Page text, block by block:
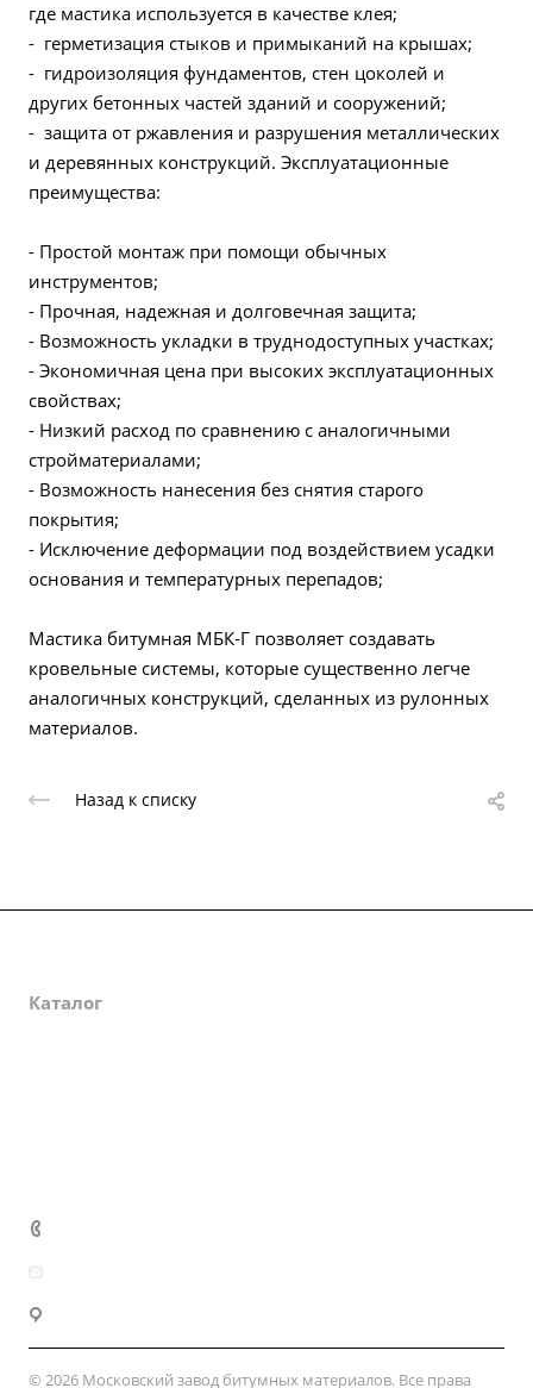
где мастика используется в качестве клея;
- герметизация стыков и примыканий на крышах;
- гидроизоляция фундаментов, стен цоколей и
других бетонных частей зданий и сооружений;
- защита от ржавления и разрушения металлических
и деревянных конструкций. Эксплуатационные
преимущества:
- Простой монтаж при помощи обычных
инструментов;
- Прочная, надежная и долговечная защита;
- Возможность укладки в труднодоступных участках;
- Экономичная цена при высоких эксплуатационных
свойствах;
- Низкий расход по сравнению с аналогичными
стройматериалами;
- Возможность нанесения без снятия старого
покрытия;
- Исключение деформации под воздействием усадки
основания и температурных перепадов;
Мастика битумная МБК-Г позволяет создавать
кровельные системы, которые существенно легче
аналогичных конструкций, сделанных из рулонных
материалов.
Назад к списку
Каталог
© 2026 Московский завод битумных материалов. Все права